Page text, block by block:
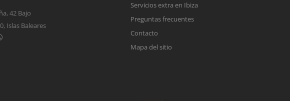
42 Bajo
Islas Baleares
Servicios extra en Ibiza
Preguntas frecuentes
Contacto
Mapa del sitio